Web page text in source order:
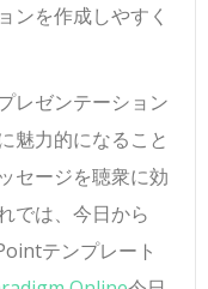
ンを作成しやすく
レゼンテーション
魅力的になること
セージを聴衆に効
では、今日から
テンプレート